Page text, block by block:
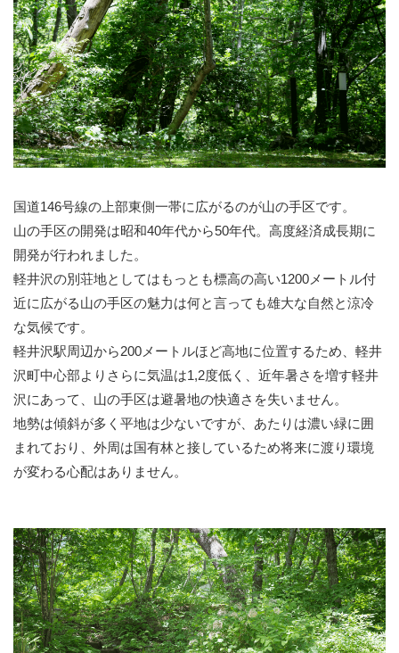
国道146号線の上部東側一帯に広がるのが山の手区です。
山の手区の開発は昭和40年代から50年代。高度経済成長期に
開発が行われました。
軽井沢の別荘地としてはもっとも標高の高い1200メートル付
近に広がる山の手区の魅力は何と言っても雄大な自然と涼冷
な気候です。
軽井沢駅周辺から200メートルほど高地に位置するため、軽井
沢町中心部よりさらに気温は1,2度低く、近年暑さを増す軽井
沢にあって、山の手区は避暑地の快適さを失いません。
地勢は傾斜が多く平地は少ないですが、あたりは濃い緑に囲
まれており、外周は国有林と接しているため将来に渡り環境
が変わる心配はありません。